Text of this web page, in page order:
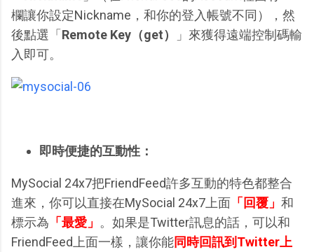
欄讓你設定Nickname，和你的登入帳號不同），然
後點選「Remote Key（get）
」來獲得遠端控制碼輸
入即可。
即時便捷的互動性：
MySocial 24x7把FriendFeed許多互動的特色都整合
進來，你可以直接在MySocial 24x7上面 「回覆」 和
標示為 「最愛」 。如果是Twitter訊息的話，可以和
FriendFeed上面一樣，讓你能同時回訊到Twitter上